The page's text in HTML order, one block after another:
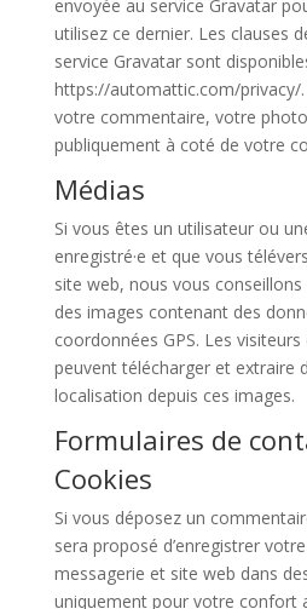
envoyée au service Gravatar
utilisez ce dernier. Les clauses
service Gravatar sont
https://automattic.com/privacy/
votre commentaire, votre
publiquement à coté de votre
Médias
Si vous êtes un utilisateur ou
enregistré·e et que vous
site web, nous vous conseillons
des images contenant des
coordonnées GPS. Les
peuvent télécharger et extraire
localisation depuis ces images.
Formulaires de
Cookies
Si vous déposez un
sera proposé d’enregistrer
messagerie et site web dans
uniquement pour votre confort